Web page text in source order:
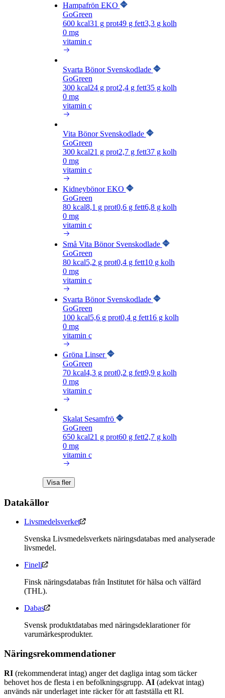
Hampafrön EKO
GoGreen
600kcal31 g prot49g fett3,3g kolh
0 mg
vitamin c
Svarta Bönor Svenskodlade
GoGreen
300kcal24g prot2,4g fett35g kolh
0 mg
vitamin c
Vita Bönor Svenskodlade
GoGreen
300kcal21 g prot2,7g fett37g kolh
0 mg
vitamin c
Kidneybönor EKO
GoGreen
80kcal8,1 g prot0,6g fett6,8g kolh
0 mg
vitamin c
Små Vita Bönor Svenskodlade
GoGreen
80kcal5,2 g prot0,4g fett10g kolh
0 mg
vitamin c
Svarta Bönor Svenskodlade
GoGreen
100kcal5,6g prot0,4g fett16g kolh
0 mg
vitamin c
Gröna Linser
GoGreen
70kcal4,3g prot0,2 g fett9,9g kolh
0 mg
vitamin c
Skalat Sesamfrö
GoGreen
650kcal21 g prot60g fett2,7g kolh
0 mg
vitamin c
Visa fler
Datakällor
Livsmedelsverket
Svenska Livsmedelsverkets näringsdatabas med analyserade
livsmedel.
Fineli
Finsk näringsdatabas från Institutet för hälsa och välfärd
(THL).
Dabas
Svensk produktdatabas med näringsdeklarationer för
varumärkesprodukter.
Näringsrekommendationer
RI (rekommenderat intag) anger det dagliga intag som täcker
behovet hos de flesta i en befolkningsgrupp. AI (adekvat intag)
används när underlaget inte räcker för att fastställa ett RI.